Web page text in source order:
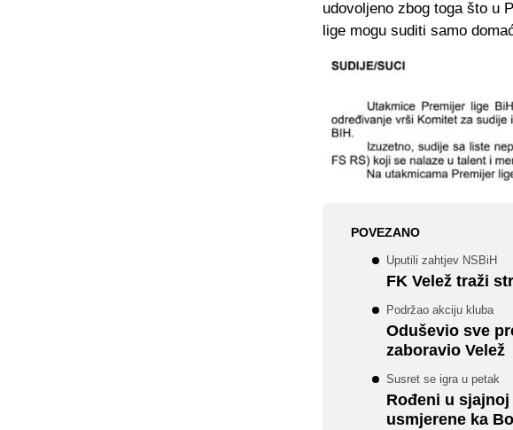
udovoljeno zbog toga što u
lige mogu suditi samo
POVEZANO
Uputili zahtjev NSBiH
FK Velež traži
Podržao akciju kluba
Oduševio sve
zaboravio Velež
Susret se igra u petak
Rođeni u
usmjerene ka